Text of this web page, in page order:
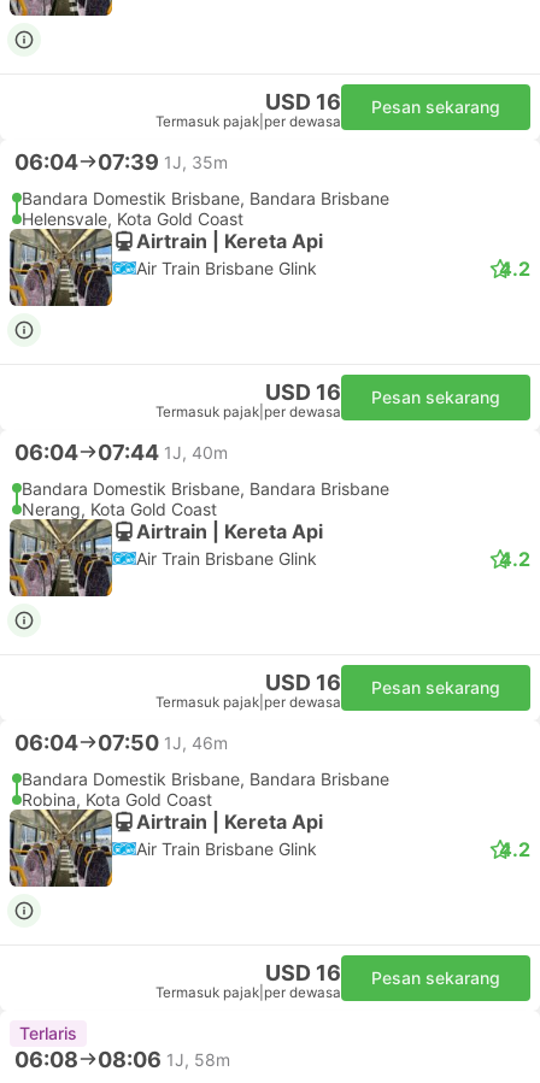
USD 16
Termasuk pajak per dewasa
Pesan sekarang
06:04 07:39 1J, 35m
Bandara Domestik Brisbane, Bandara Brisbane
Helensvale, Kota Gold Coast
Airtrain | Kereta Api
Air Train Brisbane Glink 4.2
USD 16
Termasuk pajak per dewasa
Pesan sekarang
06:04 07:44 1J, 40m
Bandara Domestik Brisbane, Bandara Brisbane
Nerang, Kota Gold Coast
Airtrain | Kereta Api
Air Train Brisbane Glink 4.2
USD 16
Termasuk pajak per dewasa
Pesan sekarang
06:04 07:50 1J, 46m
Bandara Domestik Brisbane, Bandara Brisbane
Robina, Kota Gold Coast
Airtrain | Kereta Api
Air Train Brisbane Glink 4.2
USD 16
Termasuk pajak per dewasa
Pesan sekarang
Terlaris
06:08 08:06 1J, 58m